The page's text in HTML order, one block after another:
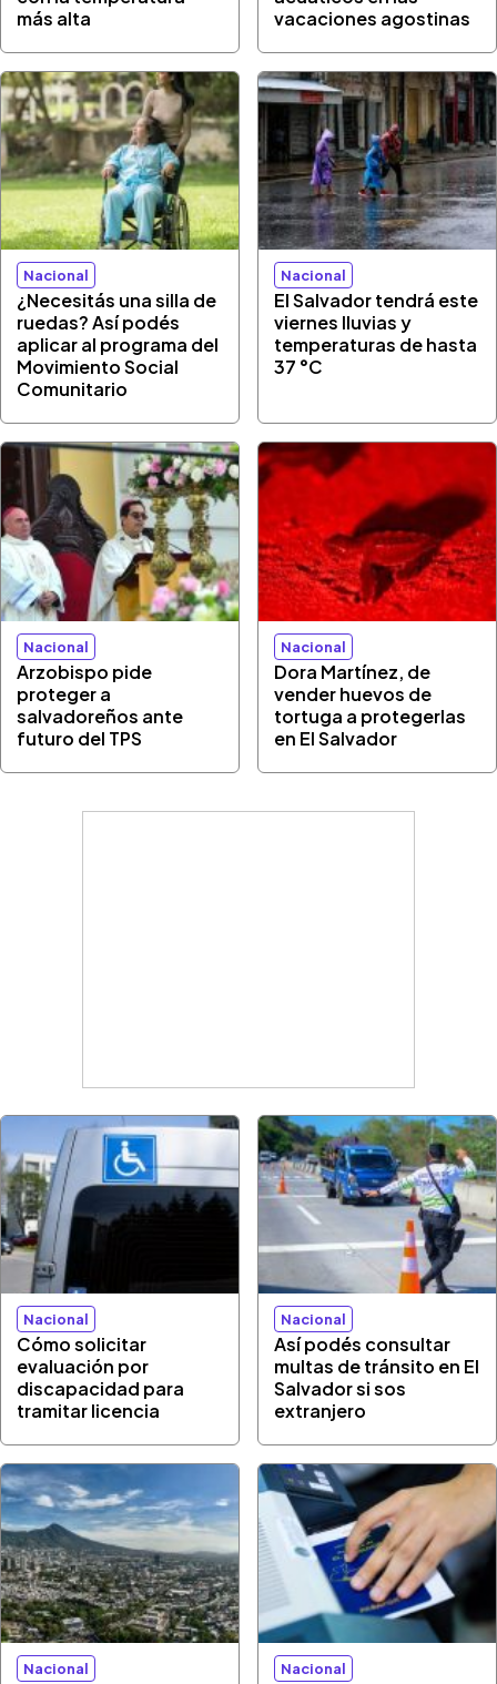
más alta
vacaciones agostinas
Nacional
¿Necesitás una silla de
ruedas? Así podés
aplicar al programa del
Movimiento Social
Comunitario
Nacional
El Salvador tendrá este
viernes lluvias y
temperaturas de hasta
37 °C
Nacional
Arzobispo pide
proteger a
salvadoreños ante
futuro del TPS
Nacional
Dora Martínez, de
vender huevos de
tortuga a protegerlas
en El Salvador
Nacional
Cómo solicitar
evaluación por
discapacidad para
tramitar licencia
Nacional
Así podés consultar
multas de tránsito en El
Salvador si sos
extranjero
Nacional Nacional